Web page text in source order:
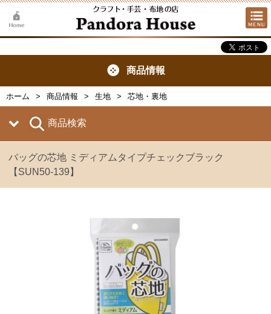
商品情報
ホーム 商品情報 生地 芯地・裏地
商品検索
バッグの芯地 ミディアムタイプチェックブラック
【SUN50-139】